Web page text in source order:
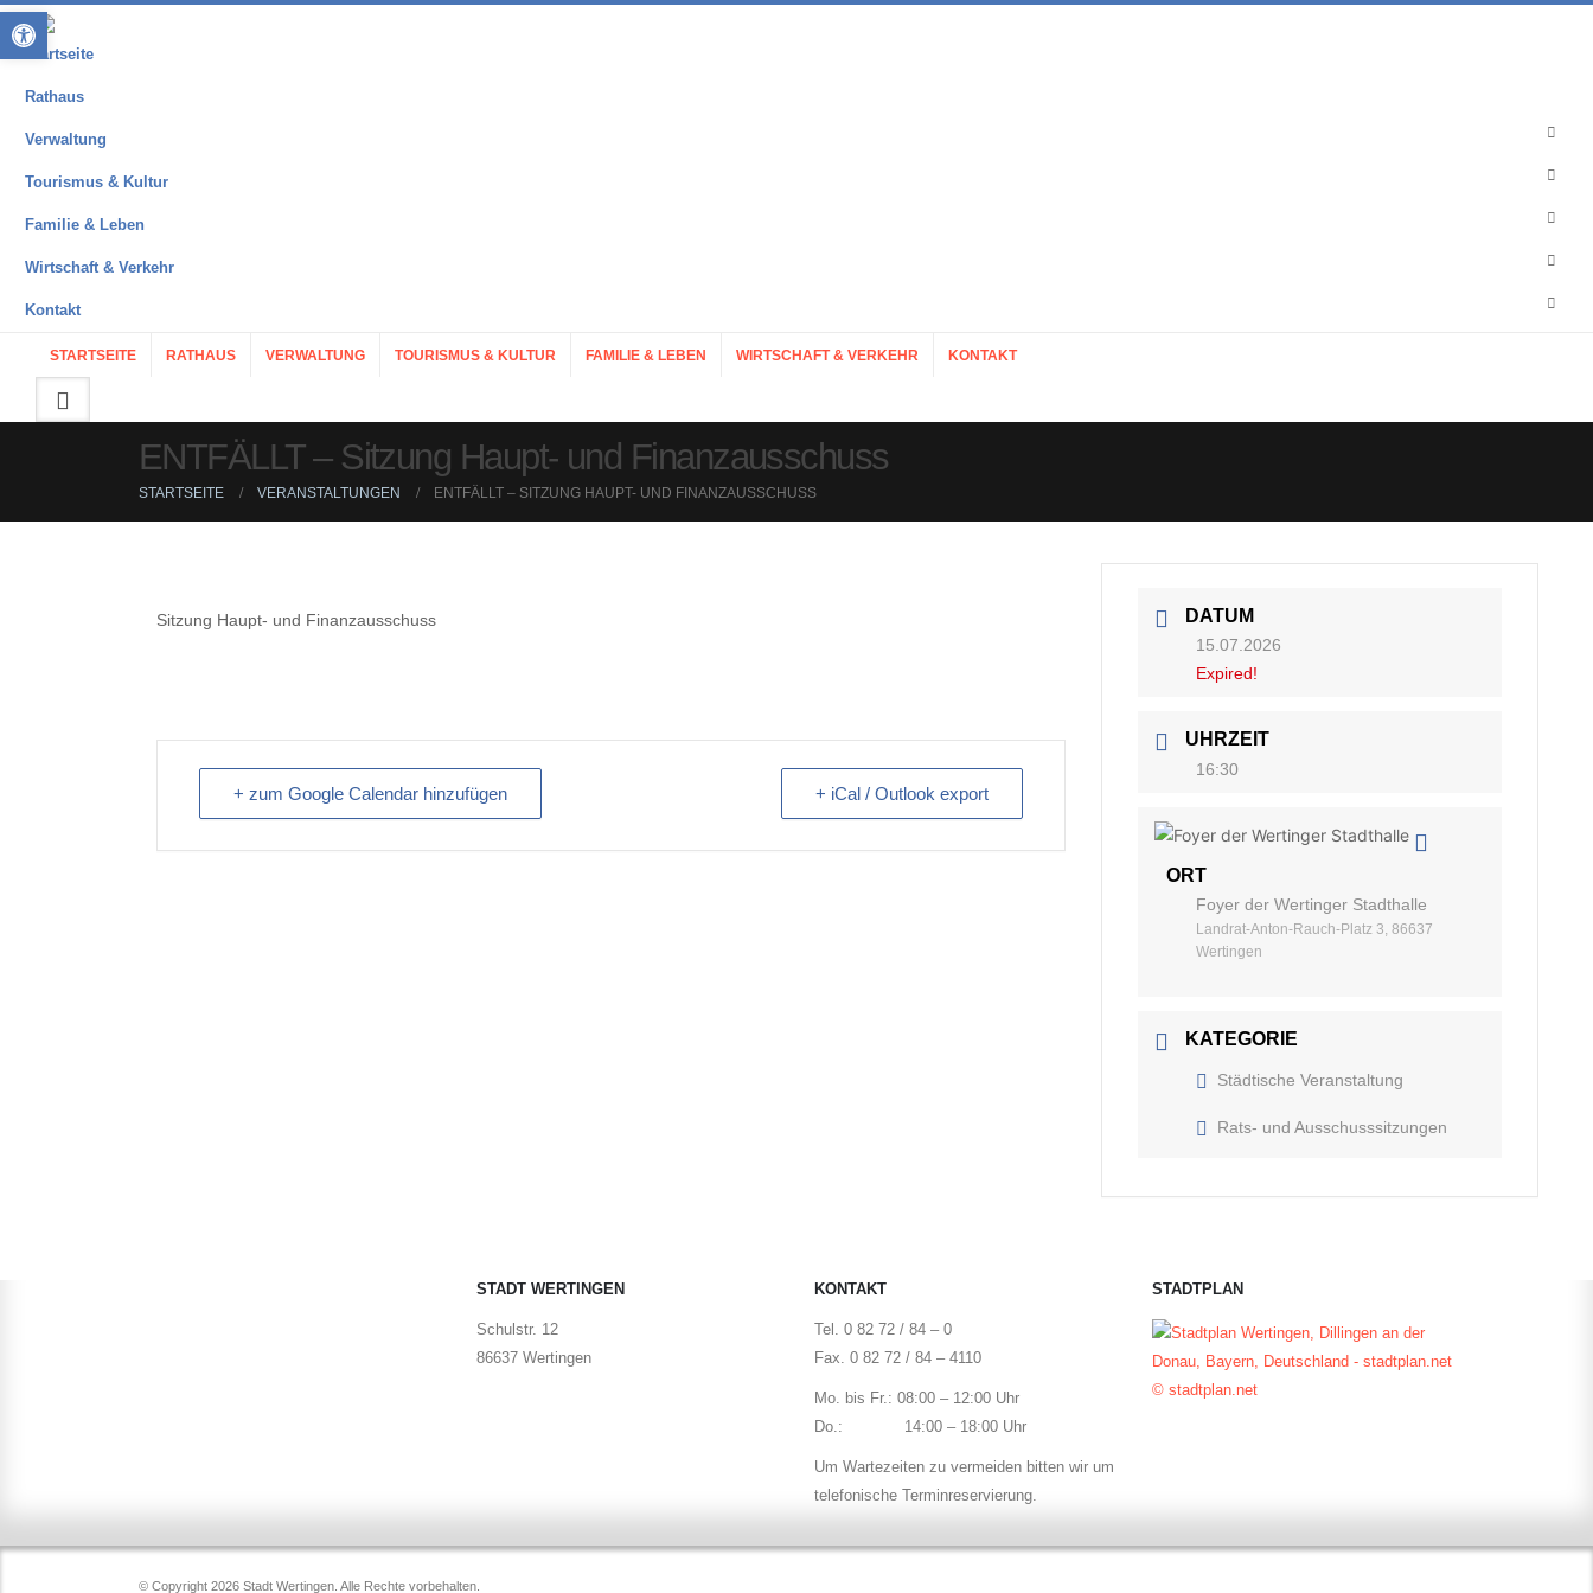
Startseite
Rathaus
Verwaltung
Tourismus & Kultur
Familie & Leben
Wirtschaft & Verkehr
Kontakt
STARTSEITE RATHAUS VERWALTUNG TOURISMUS & KULTUR FAMILIE & LEBEN WIRTSCHAFT & VERKEHR KONTAKT
ENTFÄLLT – Sitzung Haupt- und Finanzausschuss
STARTSEITE VERANSTALTUNGEN ENTFÄLLT – SITZUNG HAUPT- UND FINANZAUSSCHUSS
Sitzung Haupt- und Finanzausschuss
+ zum Google Calendar hinzufügen + iCal / Outlook export
DATUM
15.07.2026
Expired!
UHRZEIT
16:30
ORT
Foyer der Wertinger Stadthalle
Landrat-Anton-Rauch-Platz 3, 86637
Wertingen
KATEGORIE
Städtische Veranstaltung
Rats- und Ausschusssitzungen
STADT WERTINGEN
Schulstr. 12
86637 Wertingen
KONTAKT
Tel. 0 82 72 / 84 – 0
Fax. 0 82 72 / 84 – 4110
Mo. bis Fr.: 08:00 – 12:00 Uhr
Do.: 14:00 – 18:00 Uhr
Um Wartezeiten zu vermeiden bitten wir um
telefonische Terminreservierung.
STADTPLAN
© stadtplan.net
© Copyright 2026 Stadt Wertingen. Alle Rechte vorbehalten.
Open toolbar